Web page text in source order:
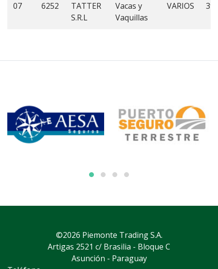
07 6252
TATTER
S.R.L
Vacas y
Vaquillas
VARIOS 39
©2026 Piemonte Trading S.A.
Artigas 2521 c/ Brasilia - Bloque C
Asunción - Paraguay